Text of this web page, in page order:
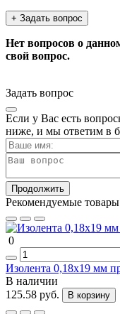
+ Задать вопрос
Нет вопросов о
свой вопрос.
Задать вопрос
Если у Вас есть
ниже, и мы ответим в
Продолжить
Рекомендуемые товары
0
Изолента 0,18х19 мм
В наличии
125.58 руб.
В корзину